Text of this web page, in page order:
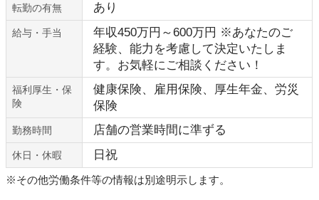
転勤の有無 あり
給与・手当
年収450万円～600万円 ※あなたのご
経験、能力を考慮して決定いたしま
す。お気軽にご相談ください！
福利厚生・保
険
健康保険、雇用保険、厚生年金、労災
保険
勤務時間 店舗の営業時間に準ずる
休日・休暇 日祝
※その他労働条件等の情報は別途明示します。